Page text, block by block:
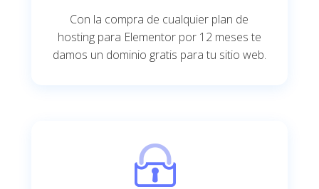
Con la compra de cualquier plan de
hosting para Elementor por 12 meses te
damos un dominio gratis para tu sitio web.